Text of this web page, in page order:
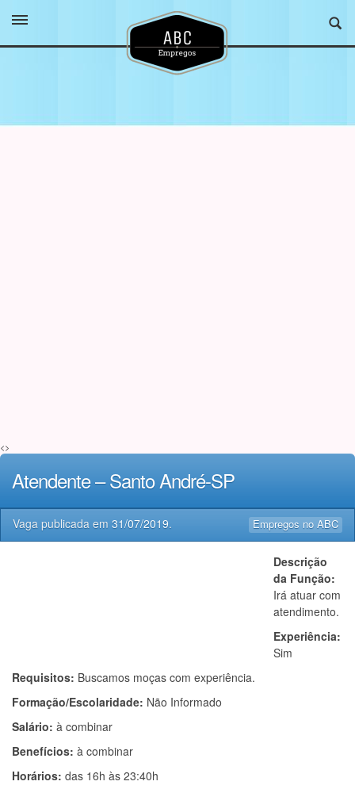
<>
Atendente – Santo André-SP
Empregos no ABC
Vaga publicada em 31/07/2019.
Descrição
da Função:
Irá atuar com
atendimento.
Experiência:
Sim
Requisitos: Buscamos moças com experiência.
Formação/Escolaridade: Não Informado
Salário: à combinar
Benefícios: à combinar
Horários: das 16h às 23:40h